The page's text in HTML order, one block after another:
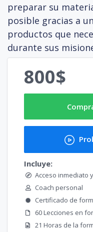
preparar su
posible gracias a
productos que
durante sus
800$
Incluye:
Acceso inmediato
Coach personal
Certificado de
60 Lecciones en
21 Horas de la